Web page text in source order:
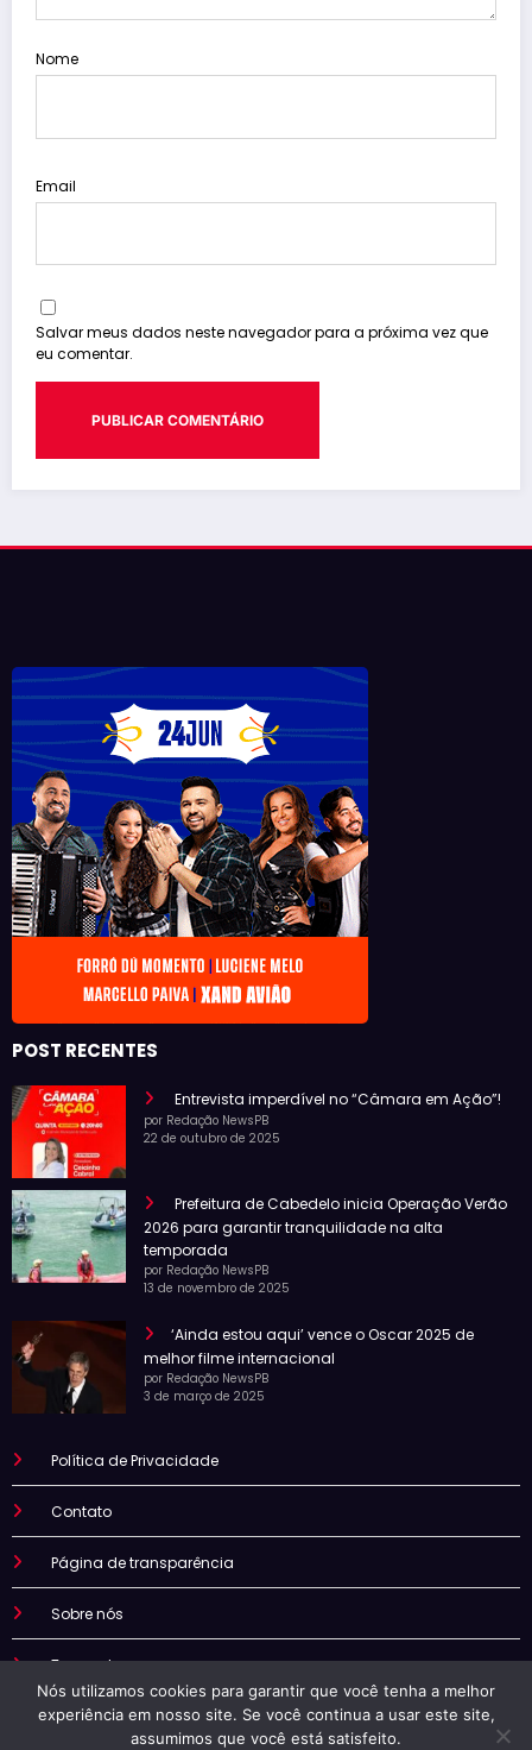
Nome
Email
Salvar meus dados neste navegador para a próxima vez que
eu comentar.
POST RECENTES
Entrevista imperdível no “Câmara em Ação”!
por Redação NewsPB
22 de outubro de 2025
Prefeitura de Cabedelo inicia Operação Verão
2026 para garantir tranquilidade na alta
temporada
por Redação NewsPB
13 de novembro de 2025
‘Ainda estou aqui’ vence o Oscar 2025 de
melhor filme internacional
por Redação NewsPB
3 de março de 2025
Política de Privacidade
Contato
Página de transparência
Sobre nós
Termo de uso
Nós utilizamos cookies para garantir que você tenha a melhor
experiência em nosso site. Se você continua a usar este site,
assumimos que você está satisfeito.